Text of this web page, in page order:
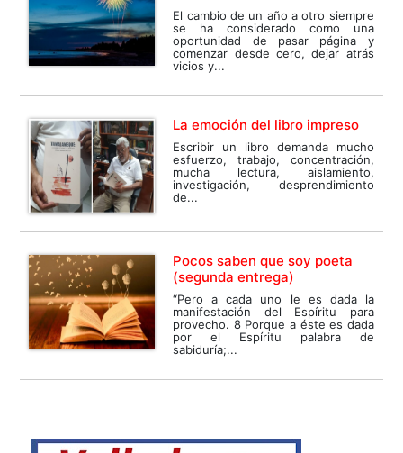
El cambio de un año a otro siempre
se ha considerado como una
oportunidad de pasar página y
comenzar desde cero, dejar atrás
vicios y...
La emoción del libro impreso
Escribir un libro demanda mucho
esfuerzo, trabajo, concentración,
mucha lectura, aislamiento,
investigación, desprendimiento
de...
Pocos saben que soy poeta
(segunda entrega)
“Pero a cada uno le es dada la
manifestación del Espíritu para
provecho. 8 Porque a éste es dada
por el Espíritu palabra de
sabiduría;...